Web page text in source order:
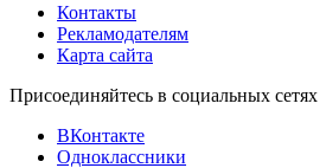
Контакты
Рекламодателям
Карта сайта
Присоединяйтесь в социальных сетях
ВКонтакте
Одноклассники